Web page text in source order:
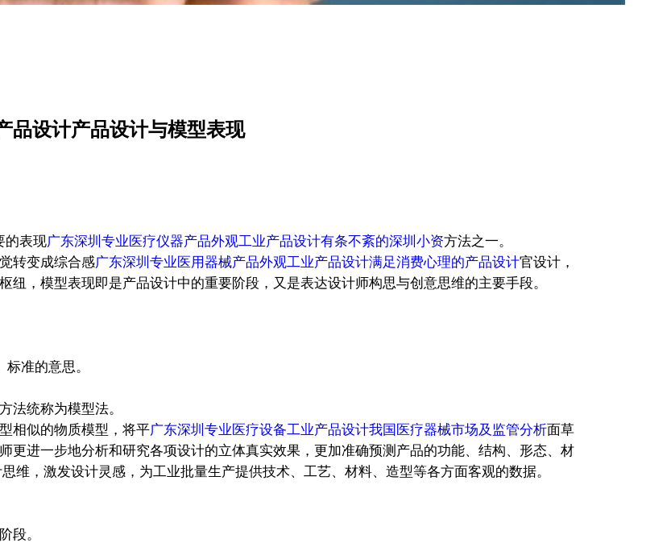
品设计产品设计与模型表现
的表现广东深圳专业医疗仪器产品外观工业产品设计有条不紊的深圳小资方法之一。
转变成综合感广东深圳专业医用器械产品外观工业产品设计满足消费心理的产品设计官设计，
，模型表现即是产品设计中的重要阶段，又是表达设计师构思与创意思维的主要手段。
准的意思。
法统称为模型法。
相似的物质模型，将平广东深圳专业医疗设备工业产品设计我国医疗器械市场及监管分析面草
更进一步地分析和研究各项设计的立体真实效果，更加准确预测产品的功能、结构、形态、材
维，激发设计灵感，为工业批量生产提供技术、工艺、材料、造型等各方面客观的数据。
段。